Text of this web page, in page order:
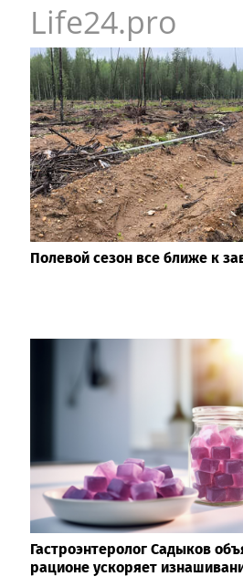
Life24.pro
Полевой сезон все ближе к
Гастроэнтеролог Садыков
рационе ускоряет